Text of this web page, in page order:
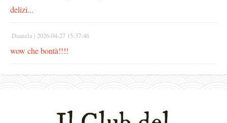
delizi...
Daniela | 2026-04-27 15:37:46
wow che bontà!!!!